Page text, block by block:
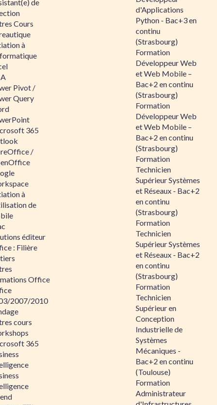
de
Cours
à
Pivot /
Query
365
/
à
de
éditeur
: Filière
Office
2007/2010
cours
365
d'Applications
Python - Bac+3 en
continu
(Strasbourg)
Formation
Développeur Web
et Web Mobile –
Bac+2 en continu
(Strasbourg)
Formation
Développeur Web
et Web Mobile –
Bac+2 en continu
(Strasbourg)
Formation
Technicien
Supérieur Systèmes
et Réseaux - Bac+2
en continu
(Strasbourg)
Formation
Technicien
Supérieur Systèmes
et Réseaux - Bac+2
en continu
(Strasbourg)
Formation
Technicien
Supérieur en
Conception
Industrielle de
Systèmes
Mécaniques -
Bac+2 en continu
(Toulouse)
Formation
Administrateur